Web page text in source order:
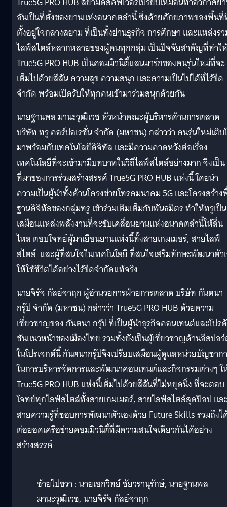
อันเป็นที่ตั้งของยานแห่งอนาคตลำนี้ ซึ่งด้วยศักยภาพของพื้น
ตั้งอยู่ใจกลางสยาม ที่เป็นทั้งย่านธุรกิจ การศึกษา และแหล่งร
ไลฟ์สไตล์หลากหลายของผู้คนทุกกลุ่ม เป็นปัจจัยสำคัญที่ทำให้
True5G PRO HUB เป็นคอมมิวนิตี้แลนมาร์กของคนรุ่นใหม่ที่จะ
เต็มไปด้วยสีสัน ความสุข ความสนุก และความเป็นไปได้ที่ไร้ขีด
จำกัด พร้อมเปิดรับให้ทุกคนเข้ามาร่วมสนุกด้วยกัน
นายฐานพล มานะวุฒิเวช หัวหน้าคณะผู้บริหารด้านการตลาด
บริษัท ทรู คอร์ปอเรชั่น จำกัด (มหาชน) กล่าวว่า คนรุ่นใหม่เติบ
มาพร้อมกับเทคโนโลยีดิจิทัล และมีความคาดหวังต่อเรื่อง
เทคโนโลยีที่จะเข้ามามีบทบาทในวิถีไลฟ์สไตล์อย่างมาก จึงเป็น
ที่มาของการร่วมสร้างสรรค์ True5G PRO HUB แห่งนี้ โดยนำ
ความเป็นผู้นำทั้งด้านโครงข่ายโทรคมนาคม 5G และโครงสร้า
ฐานดิจิทัลของกลุ่มทรู เข้าร่วมเติมเต็มกับพันธมิตร ทำให้ทรูเป็น
เสมือนแหล่งพลังงานที่จะขับเคลื่อนยานแห่งอนาคตลำนี้ให้ลื่น
ไหล ตอบโจทย์ผู้มาเยือนยานแห่งนี้ทั้งสายเกมเมอร์, สายไลฟ์
สไตล์ และผู้ที่สนใจในเทคโนโลยี ที่สนใจเสริมทักษะพัฒนาตัว
ให้ใช้ชีวิตได้อย่างไร้ขีดจำกัดแท้จริง
นายจิรัจ กัลย์จาฤก ผู้อำนวยการฝ่ายการตลาด บริษัท กันตนา
กรุ๊ป จำกัด (มหาชน) กล่าวว่า True5G PRO HUB ด้วยความ
เชี่ยวชาญของ กันตนา กรุ๊ป ที่เป็นผู้นำธุรกิจคอนเทนต์และโปร
ชันแนวหน้าของเมืองไทย รวมทั้งยังเป็นผู้เชี่ยวชาญด้านอีสปอ
ในโปรเจกต์นี้ กันตนากรุ๊ปจึงเปรียบเสมือนผู้ดูแลหน่วยบัญชาก
ในการบริหารจัดการและพัฒนาคอนเทนต์และกิจกรรมต่างๆ ใ
True5G PRO HUB แห่งนี้เต็มไปด้วยสีสันที่ไม่หยุดนิ่ง ที่จะตอบ
โจทย์ทุกไลฟ์สไตล์ทั้งสายเกมเมอร์, สายไลฟ์สไตล์สุดป๊อป แล
สายความรู้ที่ชอบการพัฒนาตัวเองด้วย Future Skills รวมถึงไ
ต่อยอดเครือข่ายคอมมิวนิตี้ที่มีความสนใจเดียวกันได้อย่าง
สร้างสรรค์
ซ้ายไปขวา : นายเอกวิทย์ ชัยวรานุรักษ์, นายฐานพล
มานะวุฒิเวช, นายจิรัจ กัลย์จาฤก